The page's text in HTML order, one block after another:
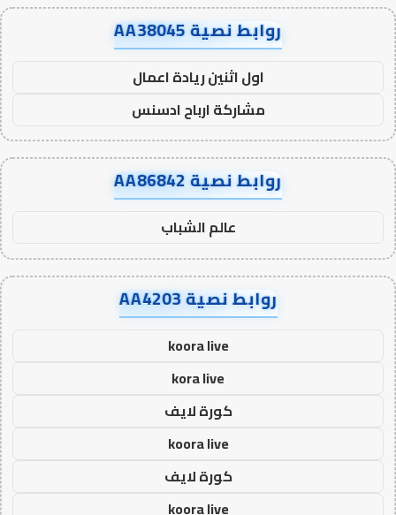
روابط نصية AA38045
اول اثنين ريادة اعمال
مشاركة ارباح ادسنس
روابط نصية AA86842
عالم الشباب
روابط نصية AA4203
koora live
kora live
كورة لايف
koora live
كورة لايف
koora live